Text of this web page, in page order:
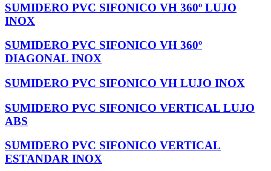
SUMIDERO PVC SIFONICO VH 360º LUJO
INOX
SUMIDERO PVC SIFONICO VH 360º
DIAGONAL INOX
SUMIDERO PVC SIFONICO VH LUJO INOX
SUMIDERO PVC SIFONICO VERTICAL LUJO
ABS
SUMIDERO PVC SIFONICO VERTICAL
ESTANDAR INOX